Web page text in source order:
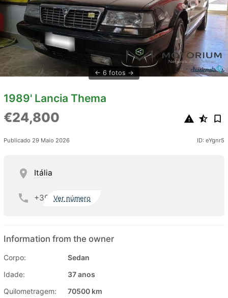
6 fotos
1989' Lancia Thema
€24,800
Publicado 29 Maio 2026 ID: eYgnr5
Itália
+39 Ver número
Information from the owner
Corpo:
Sedan
Idade:
37 anos
Quilometragem:
70500 km